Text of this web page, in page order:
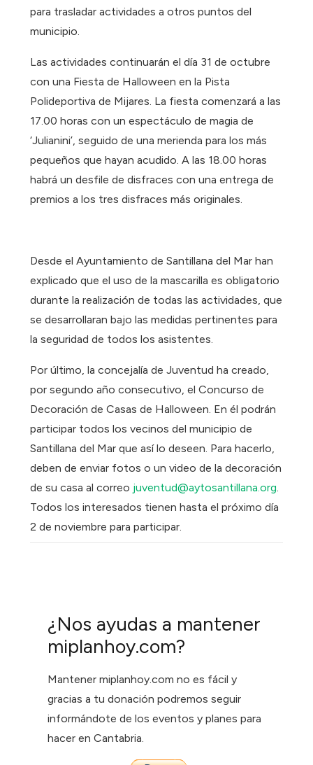
para trasladar actividades a otros puntos del
municipio.
Las actividades continuarán el día 31 de octubre
con una Fiesta de Halloween en la Pista
Polideportiva de Mijares. La fiesta comenzará a las
17.00 horas con un espectáculo de magia de
‘Julianini’, seguido de una merienda para los más
pequeños que hayan acudido. A las 18.00 horas
habrá un desfile de disfraces con una entrega de
premios a los tres disfraces más originales.
Desde el Ayuntamiento de Santillana del Mar han
explicado que el uso de la mascarilla es obligatorio
durante la realización de todas las actividades, que
se desarrollaran bajo las medidas pertinentes para
la seguridad de todos los asistentes.
Por último, la concejalía de Juventud ha creado,
por segundo año consecutivo, el Concurso de
Decoración de Casas de Halloween. En él podrán
participar todos los vecinos del municipio de
Santillana del Mar que así lo deseen. Para hacerlo,
deben de enviar fotos o un video de la decoración
de su casa al correo juventud@aytosantillana.org.
Todos los interesados tienen hasta el próximo día
2 de noviembre para participar.
¿Nos ayudas a mantener
miplanhoy.com?
Mantener miplanhoy.com no es fácil y
gracias a tu donación podremos seguir
informándote de los eventos y planes para
hacer en Cantabria.